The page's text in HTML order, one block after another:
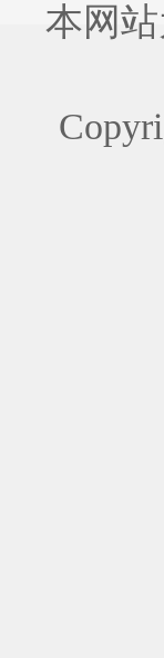
本网